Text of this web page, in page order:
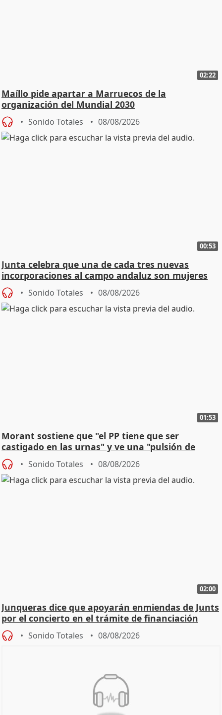
02:22
Maíllo pide apartar a Marruecos de la
organización del Mundial 2030
Sonido Totales 08/08/2026
00:53
Junta celebra que una de cada tres nuevas
incorporaciones al campo andaluz son mujeres
jóvenes
Sonido Totales 08/08/2026
01:53
Morant sostiene que "el PP tiene que ser
castigado en las urnas" y ve una "pulsión de
cambio"
Sonido Totales 08/08/2026
02:00
Junqueras dice que apoyarán enmiendas de Junts
por el concierto en el trámite de financiación
Sonido Totales 08/08/2026